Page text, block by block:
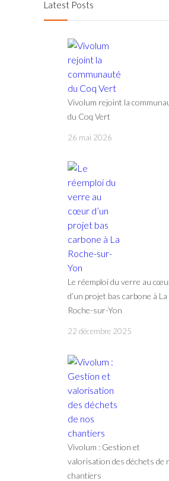
Latest Posts
Vivolum rejoint la
du Coq Vert
26 mai 2026
Le réemploi du verre au
d’un projet bas carbone à La
Roche-sur-Yon
22 décembre 2025
Vivolum : Gestion et
valorisation des déchets de
chantiers